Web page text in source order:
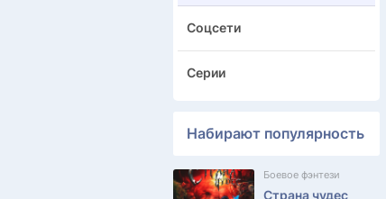
Соцсети
Серии
Набирают популярность
Боевое фэнтези
Страна чудес